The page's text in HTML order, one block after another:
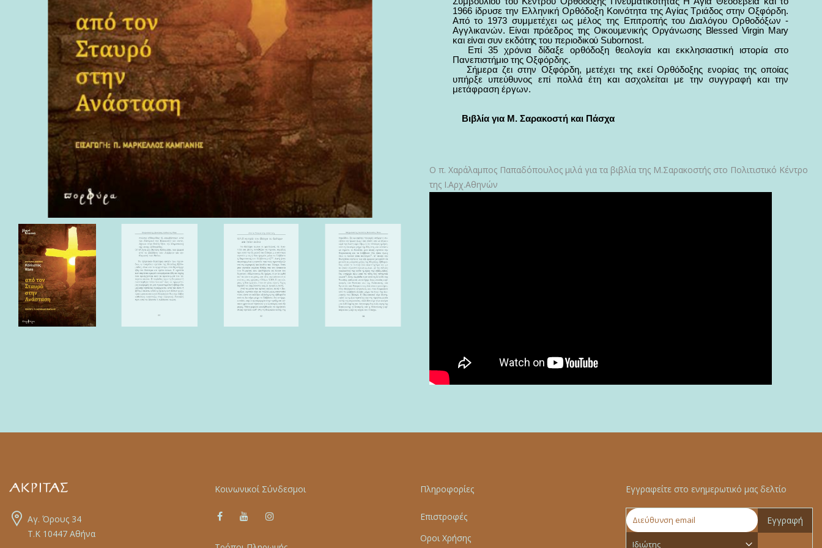
1966 ίδρυσε την Ελληνική Ορθόδοξη Κοινότητα της Αγίας Τριάδος στην Οξφόρδη.
Από το 1973 συμμετέχει ως μέλος της Επιτροπής του Διαλόγου Ορθοδόξων -
Αγγλικανών. Είναι πρόεδρος της Οικουμενικής Οργάνωσης Blessed Virgin Mary
και είναι συν εκδότης του περιοδικού Subornost.
Επί 35 χρόνια δίδαξε ορθόδοξη θεολογία και εκκλησιαστική ιστορία στο
Πανεπιστήμιο της Οξφόρδης.
Σήμερα ζει στην Οξφόρδη, μετέχει της εκεί Ορθόδοξης ενορίας της οποίας
υπήρξε υπεύθυνος επί πολλά έτη και ασχολείται με την συγγραφή και την
μετάφραση έργων.
Βιβλία για Μ. Σαρακοστή και Πάσχα
Ο π. Χαράλαμπος Παπαδόπουλος μιλά για τα βιβλία της Μ.Σαρακοστής στο Πολιτιστικό Κέντρο
της Ι.Αρχ.Αθηνών
Αγ. Όρους 34
Τ.Κ 10447 Αθήνα
Κοινωνικοί Σύνδεσμοι Πληροφορίες
Επιστροφές
Οροι Χρήσης
Εγγραφείτε στο ενημερωτικό μας δελτίο
Εγγραφή